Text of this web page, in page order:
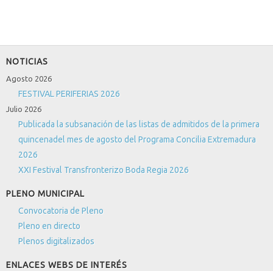
NOTICIAS
Agosto 2026
FESTIVAL PERIFERIAS 2026
Julio 2026
Publicada la subsanación de las listas de admitidos de la primera
quincenadel mes de agosto del Programa Concilia Extremadura
2026
XXI Festival Transfronterizo Boda Regia 2026
PLENO MUNICIPAL
Convocatoria de Pleno
Pleno en directo
Plenos digitalizados
ENLACES WEBS DE INTERÉS